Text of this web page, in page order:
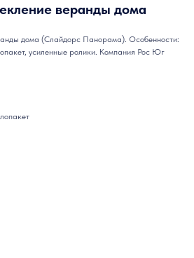
веранды дома
дома (Слайдорс Панорама). Особенности:
усиленные ролики. Компания Рос Юг